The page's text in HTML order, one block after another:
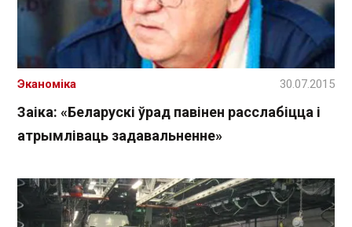
Заіка: «Беларускі ўрад павінен расслабіцца і
атрымліваць задавальненне»
Эканоміка 30.07.2015